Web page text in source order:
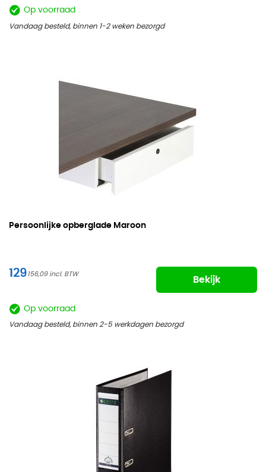
Op voorraad
Vandaag besteld, binnen 1-2 weken bezorgd
Persoonlijke opberglade Maroon
129156,09
Bekijk
Op voorraad
Vandaag besteld, binnen 2-5 werkdagen bezorgd